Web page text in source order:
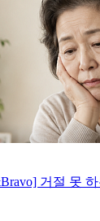
거절 못